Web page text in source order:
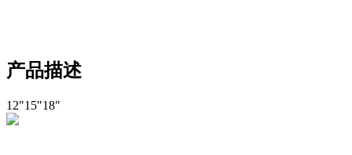
产品描述
12"15"18"